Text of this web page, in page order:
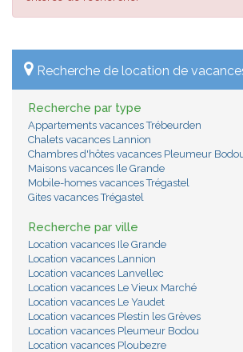
Recherche de location de
Recherche par type
Appartements vacances Trébeurden
Chalets vacances Lannion
Chambres d'hôtes vacances Pleumeur
Maisons vacances Ile Grande
Mobile-homes vacances Trégastel
Gites vacances Trégastel
Recherche par ville
Location vacances Ile Grande
Location vacances Lannion
Location vacances Lanvellec
Location vacances Le Vieux Marché
Location vacances Le Yaudet
Location vacances Plestin les Grèves
Location vacances Pleumeur Bodou
Location vacances Ploubezre